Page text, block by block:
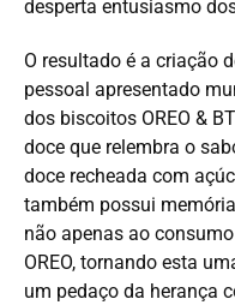
desperta entusiasmo
O resultado é a criação
pessoal apresentado
dos biscoitos OREO &
doce que relembra o
doce recheada com
também possui
não apenas ao
OREO, tornando esta
um pedaço da herança